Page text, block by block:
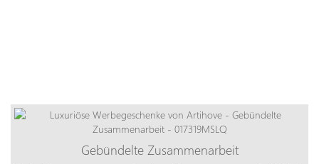
Gebündelte Zusammenarbeit